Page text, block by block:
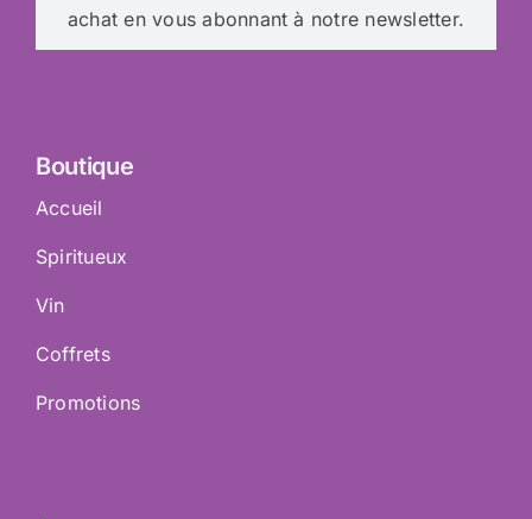
achat en vous abonnant à notre newsletter.
Boutique
Accueil
Spiritueux
Vin
Coffrets
Promotions